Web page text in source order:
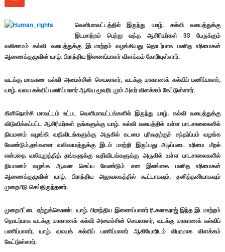
வெளிமாவட்டத்தில் இருந்து யாழ். கல்வி வலயத்துக்கு
இடமாற்றம் பெற்று வந்த ஆசிரியர்கள் 33 பேருக்கும்
வலிகாமம் கல்வி வலயத்துக்கு இடமாற்றம் வழங்கியது தொடர்பாக மனித உரிமைகள்
ஆணைக்குழுவின் யாழ். பிராந்திய இணைப்பாளர் விளக்கம் கோரியுள்ளார்.
வடக்கு மாகாண கல்வி அமைச்சின் செயலாளர், வடக்கு மாகாணக் கல்விப் பணிப்பாளர்,
யாழ். வலய கல்விப் பணிப்பாளர் ஆகிய மூவரிடமும் அவர் விளக்கம் கேட்டுள்ளார்.
கிளிநொச்சி மாவட்டம் உட்பட வெளிமாவட்டங்களில் இருந்து யாழ். கல்வி வலயத்துக்கு
விடுவிக்கப்பட்ட ஆசிரியர்கள் தங்களுக்கு யாழ். கல்வி வலயத்தில் உள்ள பாடசாலைகளில்
நியமனம் வழங்கி வதிவிடங்களுக்கு அருகில் கடமை புரிவதற்குச் சந்தர்ப்பம் வழங்க
வேண்டும்,தங்களை வலிகாமத்துக்கு இடம் மாற்றி இருப்பது அடிப்படை உரிமை மீறல்
என்பதை வலியுறுத்தித் தங்களுக்கு வதிவிடங்களுக்கு அருகில் உள்ள பாடசாலைகளில்
நியமனம் வழங்க ஆவன செய்ய வேண்டும் என இலங்கை மனித உரிமைகள்
ஆணைக்குழுவின் யாழ். பிராந்திய அலுவலகத்தில் கூட்டாகவும், தனித்தனியாகவும்
முறையீடு செய்திருந்தனர்.
முறையீட்டை ஏற்றுக்கொண்ட யாழ். பிராந்திய இணைப்பாளர் ரி.கனகராஜ் இந்த இடமாற்றம்
தொடர்பாக வடக்கு மாகாணக் கல்வி அமைச்சின் செயலாளர், வடக்கு மாகாணக் கல்விப்
பணிப்பாளர், யாழ். வலயக் கல்விப் பணிப்பாளர் ஆகியோரிடம் விபரமாக விளக்கம்
கேட்டுள்ளார்.